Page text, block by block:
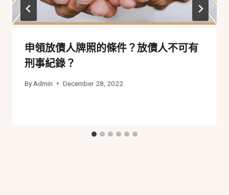
申領放債人牌照的條件？放債人不可有
刑事紀錄？
By Admin December 28, 2022